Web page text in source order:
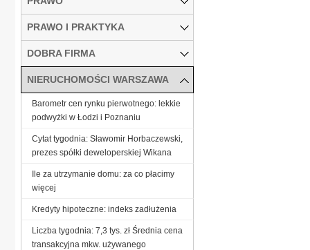
PRAWO I PRAKTYKA
DOBRA FIRMA
NIERUCHOMOŚCI WARSZAWA
Barometr cen rynku pierwotnego: lekkie
podwyżki w Łodzi i Poznaniu
Cytat tygodnia: Sławomir Horbaczewski,
prezes spółki deweloperskiej Wikana
Ile za utrzymanie domu: za co płacimy
więcej
Kredyty hipoteczne: indeks zadłużenia
Liczba tygodnia: 7,3 tys. zł Średnia cena
transakcyjna mkw. używanego